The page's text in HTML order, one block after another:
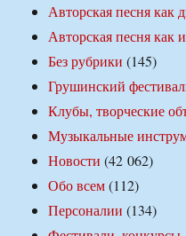
Авторская песня как
Авторская песня как
Без рубрики (145)
Грушинский
Клубы, творческие
Музыкальные
Новости (42 062)
Обо всем(112)
Персоналии (134)